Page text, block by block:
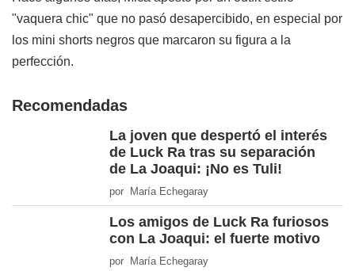
"vaquera chic" que no pasó desapercibido, en especial por
los mini shorts negros que marcaron su figura a la
perfección.
Recomendadas
La joven que despertó el interés
de Luck Ra tras su separación
de La Joaqui: ¡No es Tuli!
por María Echegaray
Los amigos de Luck Ra furiosos
con La Joaqui: el fuerte motivo
por María Echegaray